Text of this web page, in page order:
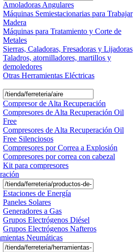
Amoladoras Angulares
Máquinas Semiestacionarias para Trabajar
Madera
Máquinas para Tratamiento y Corte de
Metales
Sierras, Caladoras, Fresadoras y Lijadoras
Taladros, atornilladores, martillos y
demoledores
Otras Herramientas Eléctricas
Compresor de Alta Recuperación
Compresores de Alta Recuperación Oil
Free
Compresores de Alta Recuperación Oil
Free Silenciosos
Compresores por Correa a Explosión
Compresores por correa con cabezal
Kit para compresores
Estaciones de Energía
Paneles Solares
Generadores a Gas
Grupos Electrógenos Diésel
Grupos Electrógenos Nafteros
Neumáticas